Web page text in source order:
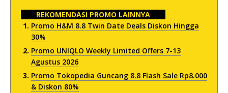
REKOMENDASI PROMO LAINNYA
Promo H&M 8.8 Twin Date Deals Diskon Hingga
30%
Promo UNIQLO Weekly Limited Offers 7-13
Agustus 2026
Promo Tokopedia Guncang 8.8 Flash Sale Rp8.000
& Diskon 80%